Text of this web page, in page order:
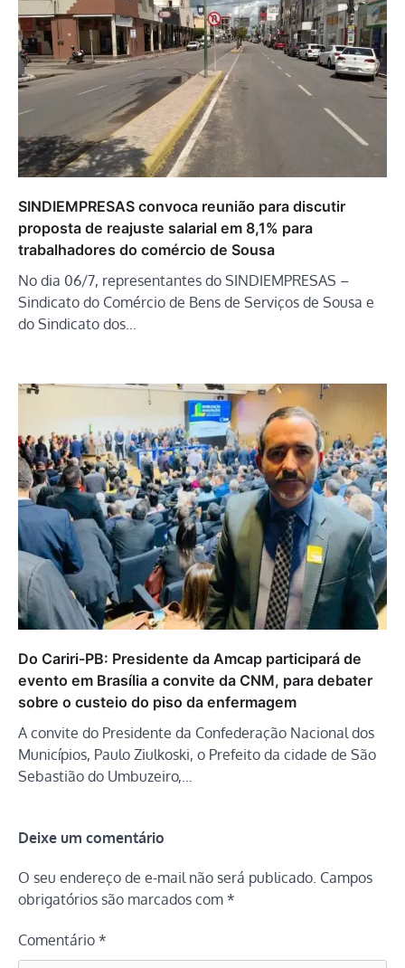
SINDIEMPRESAS convoca reunião para discutir
proposta de reajuste salarial em 8,1% para
trabalhadores do comércio de Sousa
No dia 06/7, representantes do SINDIEMPRESAS –
Sindicato do Comércio de Bens de Serviços de Sousa e
do Sindicato dos…
Do Cariri-PB: Presidente da Amcap participará de
evento em Brasília a convite da CNM, para debater
sobre o custeio do piso da enfermagem
A convite do Presidente da Confederação Nacional dos
Municípios, Paulo Ziulkoski, o Prefeito da cidade de São
Sebastião do Umbuzeiro,…
Deixe um comentário
O seu endereço de e-mail não será publicado. Campos
obrigatórios são marcados com *
Comentário *